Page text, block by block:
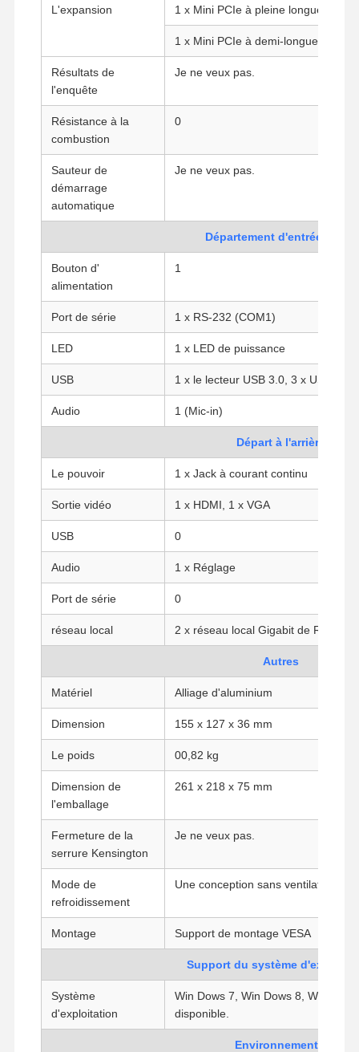
Aperçu Produits
A Propos De
Nous
Visite D'usine
Contrôle De
La Qualité
Causez
Maintenant
Le pare-feu mini PC
Mini PC industriel
1U Rackmount PC est utilisé.
Le NAS Mini PC
Le Celeron Mini PC
Core Mini PC
Mini PC de bureau
Carte mère industrielle
Carte mère pare-feu
L'expansion 1 x Mini PCIe à pleine longueur
1 x Mini PCIe à demi-longueur pour
Résultats de
l'enquête
Je ne veux pas.
Résistance à la
combustion
0
Sauteur de
démarrage
automatique
Je ne veux pas.
Département d'entrée/sortie
Bouton d'
alimentation
1
Port de série 1 x RS-232 (COM1)
LED 1 x LED de puissance
USB 1 x le lecteur USB 3.0, 3 x USB 2.0
Audio 1 (Mic-in)
Départ à l'arrière
Le pouvoir 1 x Jack à courant continu
Sortie vidéo 1 x HDMI, 1 x VGA
USB 0
Audio 1 x Réglage
Port de série 0
réseau local 2 x réseau local Gigabit de Realtek
Autres
Matériel Alliage d'aluminium
Dimension 155 x 127 x 36 mm
Le poids 00,82 kg
Dimension de
l'emballage
261 x 218 x 75 mm
Fermeture de la
serrure Kensington
Je ne veux pas.
Mode de
refroidissement
Une conception sans ventilateur
Montage Support de montage VESA
Support du système
Système
d'exploitation
Win Dows 7, Win Dows 8, Win
disponible.
Environnemental